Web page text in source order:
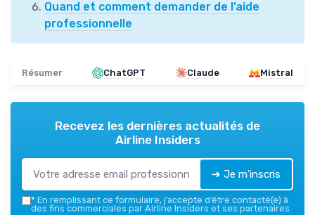
Quand et comment demander de l’aide
professionnelle
Résumer ChatGPT Claude Mistral
Recevez les dernières actualités de
Airline Insiders
➔ Je m'inscris
* En remplissant ce formulaire, j’accepte d’être contacté(e) à
des fins commerciales par Airline Insiders et ses partenaires.